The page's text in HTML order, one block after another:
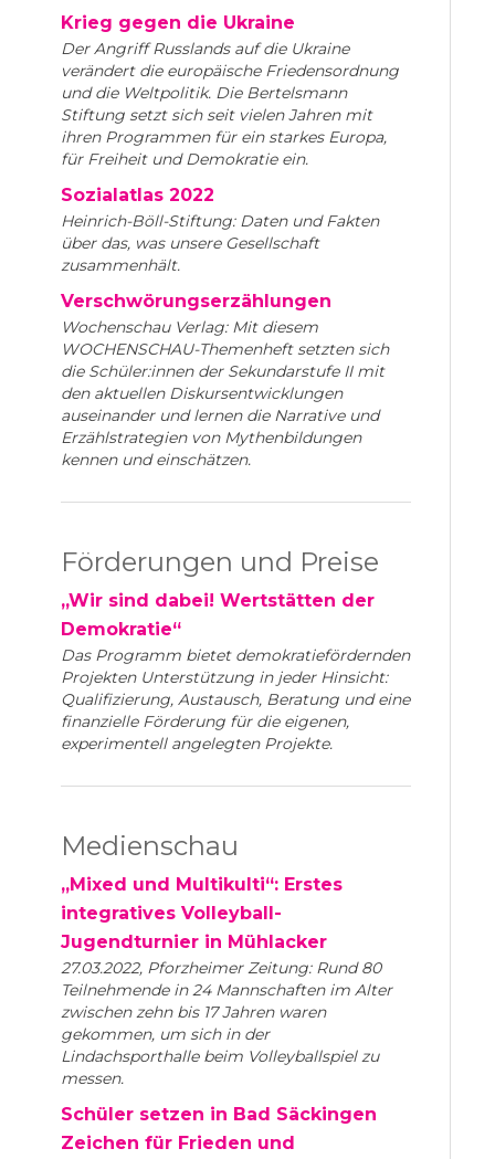
Krieg gegen die Ukraine
Der Angriff Russlands auf die Ukraine
verändert die europäische Friedensordnung
und die Weltpolitik. Die Bertelsmann
Stiftung setzt sich seit vielen Jahren mit
ihren Programmen für ein starkes Europa,
für Freiheit und Demokratie ein.
Sozialatlas 2022
Heinrich-Böll-Stiftung: Daten und Fakten
über das, was unsere Gesellschaft
zusammenhält.
Verschwörungserzählungen
Wochenschau Verlag: Mit diesem
WOCHENSCHAU-Themenheft setzten sich
die Schüler:innen der Sekundarstufe II mit
den aktuellen Diskursentwicklungen
auseinander und lernen die Narrative und
Erzählstrategien von Mythenbildungen
kennen und einschätzen.
Förderungen und Preise
„Wir sind dabei! Wertstätten der
Demokratie“
Das Programm bietet demokratiefördernden
Projekten Unterstützung in jeder Hinsicht:
Qualifizierung, Austausch, Beratung und eine
finanzielle Förderung für die eigenen,
experimentell angelegten Projekte.
Medienschau
„Mixed und Multikulti“: Erstes
integratives Volleyball-
Jugendturnier in Mühlacker
27.03.2022, Pforzheimer Zeitung: Rund 80
Teilnehmende in 24 Mannschaften im Alter
zwischen zehn bis 17 Jahren waren
gekommen, um sich in der
Lindachsporthalle beim Volleyballspiel zu
messen.
Schüler setzen in Bad Säckingen
Zeichen für Frieden und